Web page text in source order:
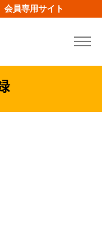
会員専用サイト